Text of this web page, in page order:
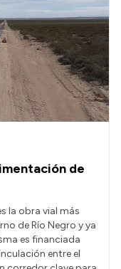
de
la obra vial más
de Río Negro y ya
es financiada
entre el